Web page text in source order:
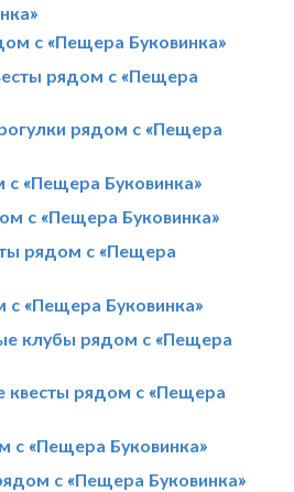
с «Пещера Буковинка»
рядом с «Пещера
рядом с «Пещера
с «Пещера Буковинка»
с «Пещера Буковинка»
рядом с «Пещера
с «Пещера Буковинка»
клубы рядом с «Пещера
квесты рядом с «Пещера
с «Пещера Буковинка»
с «Пещера Буковинка»